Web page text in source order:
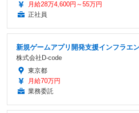
月給28万4,600円～55万円
正社員
新規ゲームアプリ開発支援インフラエ
株式会社D-code
東京都
月給70万円
業務委託